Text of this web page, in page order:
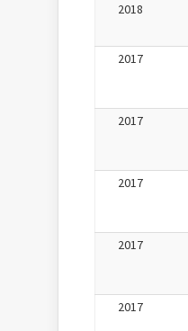
2018
2017
2017
2017
2017
2017